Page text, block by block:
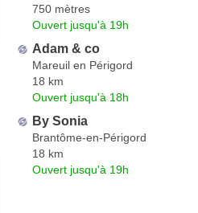
750 mètres
Ouvert jusqu'à 19h
Adam & co
Mareuil en Périgord
18 km
Ouvert jusqu'à 18h
By Sonia
Brantôme-en-Périgord
18 km
Ouvert jusqu'à 19h